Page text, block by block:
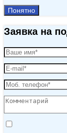
Понятно
Заявка на